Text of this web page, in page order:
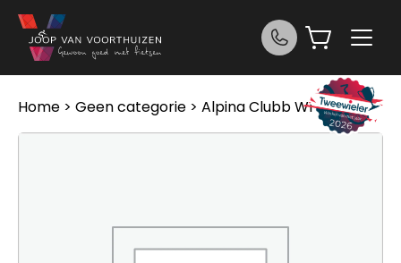
Ga naar de inhoud
Home > Geen categorie > Alpina Clubb WIT